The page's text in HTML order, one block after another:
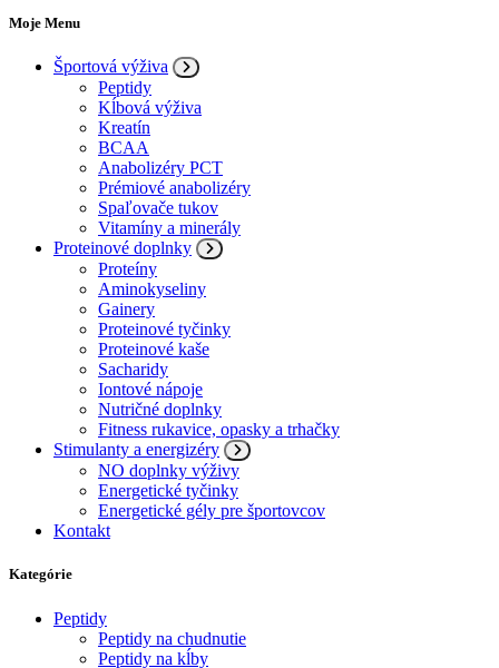
Moje Menu
Športová výživa
Peptidy
Kĺbová výživa
Kreatín
BCAA
Anabolizéry PCT
Prémiové anabolizéry
Spaľovače tukov
Vitamíny a minerály
Proteinové doplnky
Proteíny
Aminokyseliny
Gainery
Proteinové tyčinky
Proteinové kaše
Sacharidy
Iontové nápoje
Nutričné doplnky
Fitness rukavice, opasky a trhačky
Stimulanty a energizéry
NO doplnky výživy
Energetické tyčinky
Energetické gély pre športovcov
Kontakt
Kategórie
Peptidy
Peptidy na chudnutie
Peptidy na kĺby